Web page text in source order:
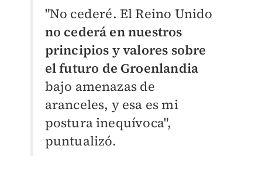
"No cederé. El Reino Unido
no cederá en nuestros
principios y valores sobre
el futuro de Groenlandia
bajo amenazas de
aranceles, y esa es mi
postura inequívoca",
puntualizó.